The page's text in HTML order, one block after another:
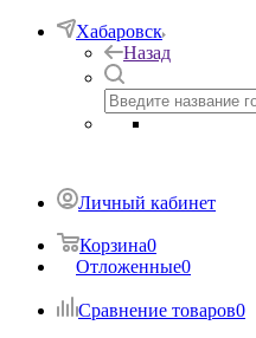
Хабаровск
Назад
Личный кабинет
Корзина0
Отложенные0
Сравнение товаров0